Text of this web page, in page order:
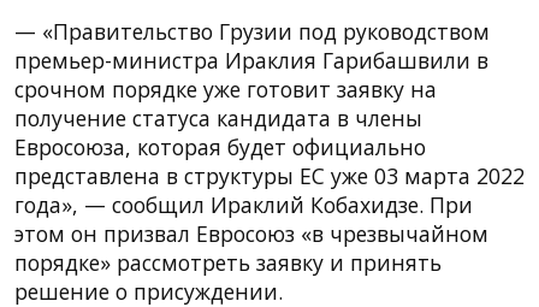
— «Правительство Грузии под руководством
премьер-министра Ираклия Гарибашвили в
срочном порядке уже готовит заявку на
получение статуса кандидата в члены
Евросоюза, которая будет официально
представлена в структуры ЕС уже 03 марта 2022
года», — сообщил Ираклий Кобахидзе. При
этом он призвал Евросоюз «в чрезвычайном
порядке» рассмотреть заявку и принять
решение о присуждении.